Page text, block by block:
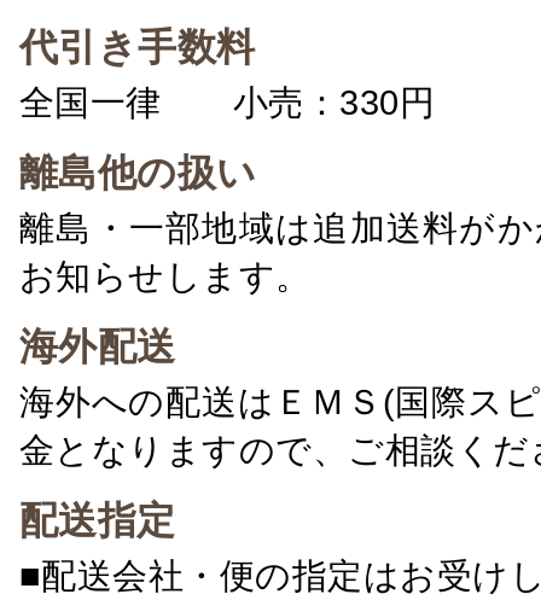
代引き手数料
全国一律 小売：330円 卸
離島他の扱い
離島・一部地域は追加送料が
お知らせします。
海外配送
海外への配送はＥＭＳ(国際ス
金となりますので、ご相談くだ
配送指定
■配送会社・便の指定はお受け